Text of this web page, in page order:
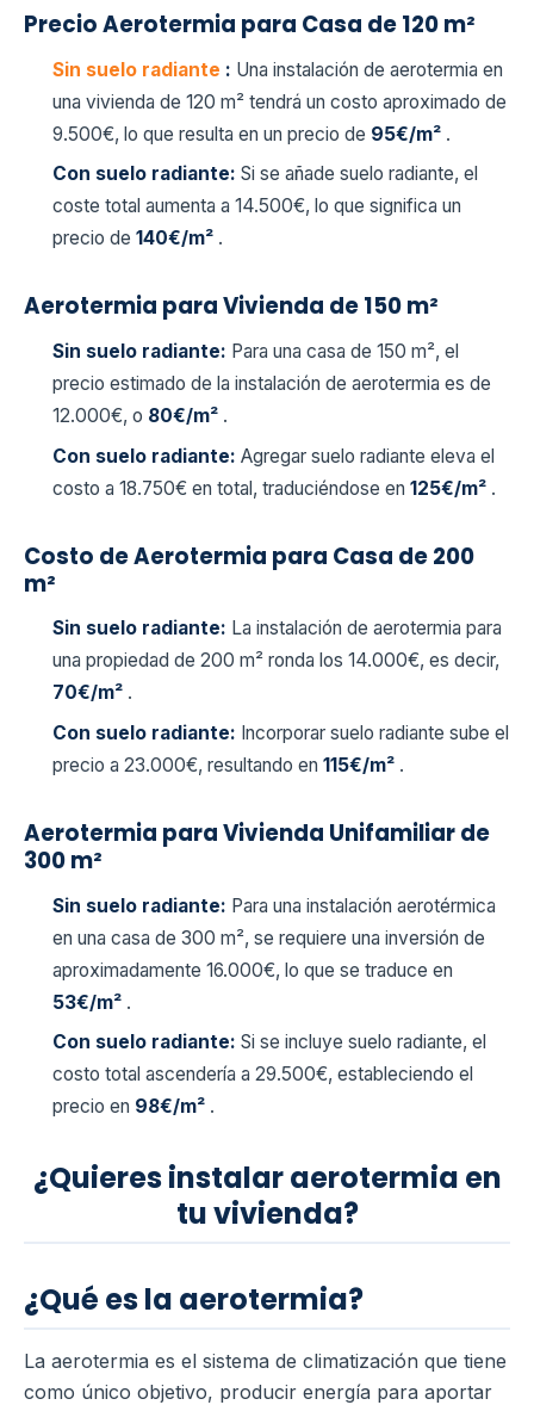
Precio Aerotermia para Casa de 120 m²
Sin suelo radiante : Una instalación de aerotermia en
una vivienda de 120 m² tendrá un costo aproximado de
9.500€, lo que resulta en un precio de 95€/m² .
Con suelo radiante: Si se añade suelo radiante, el
coste total aumenta a 14.500€, lo que significa un
precio de 140€/m² .
Aerotermia para Vivienda de 150 m²
Sin suelo radiante: Para una casa de 150 m², el
precio estimado de la instalación de aerotermia es de
12.000€, o 80€/m² .
Con suelo radiante: Agregar suelo radiante eleva el
costo a 18.750€ en total, traduciéndose en 125€/m² .
Costo de Aerotermia para Casa de 200
m²
Sin suelo radiante: La instalación de aerotermia para
una propiedad de 200 m² ronda los 14.000€, es decir,
70€/m² .
Con suelo radiante: Incorporar suelo radiante sube el
precio a 23.000€, resultando en 115€/m² .
Aerotermia para Vivienda Unifamiliar de
300 m²
Sin suelo radiante: Para una instalación aerotérmica
en una casa de 300 m², se requiere una inversión de
aproximadamente 16.000€, lo que se traduce en
53€/m² .
Con suelo radiante: Si se incluye suelo radiante, el
costo total ascendería a 29.500€, estableciendo el
precio en 98€/m² .
¿Quieres instalar aerotermia en
tu vivienda?
¿Qué es la aerotermia?
La aerotermia es el sistema de climatización que tiene
como único objetivo, producir energía para aportar